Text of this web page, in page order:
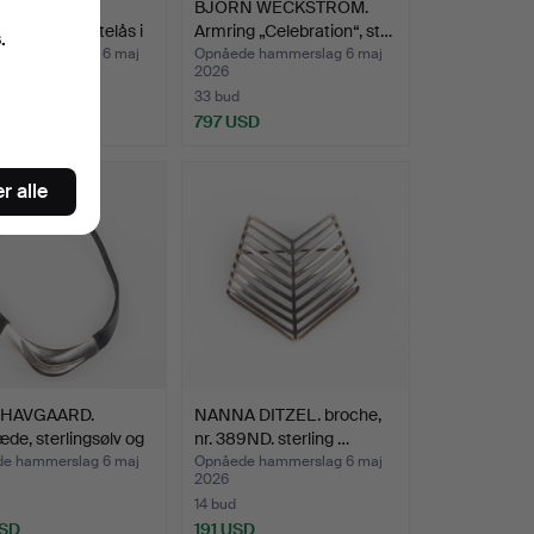
med hjertelås i
hammerslag 6 maj
BJÖRN WECKSTRÖM.
Armring „Celebration“, st…
Opnåede hammerslag 6 maj
2026
33 bud
797 USD
sterlingsølv og
hammerslag 6 maj
NANNA DITZEL. broche,
nr. 389ND. sterling …
Opnåede hammerslag 6 maj
2026
14 bud
191 USD
alle